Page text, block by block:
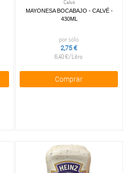
Calvé
MAYONESA BOCABAJO - CALVÉ -
430ML
por sólo
2,75 €
6,40 €/Litro
Comprar